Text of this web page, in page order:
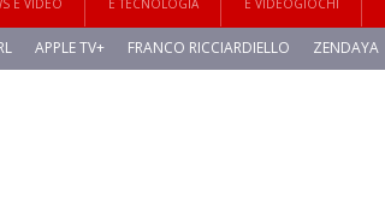
E VIDEO E TECNOLOGIA E VIDEOGIOCHI
APPLE TV+ FRANCO RICCIARDIELLO ZENDAYA